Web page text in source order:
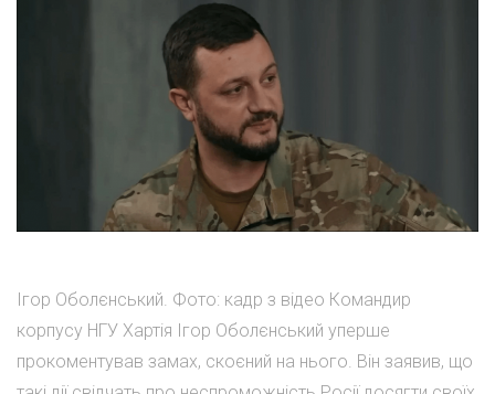
Ігор Оболєнський. Фото: кадр з відео Командир
корпусу НГУ Хартія Ігор Оболєнський уперше
прокоментував замах, скоєний на нього. Він заявив, що